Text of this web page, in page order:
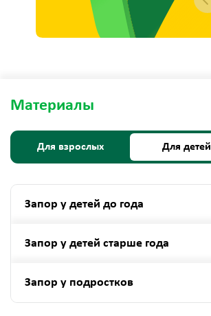
Материалы
Для взрослых Для детей
Запор у детей до года
Запор у детей старше года
Запор у подростков